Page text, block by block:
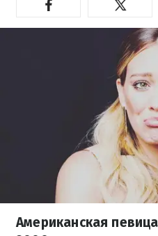
Американская